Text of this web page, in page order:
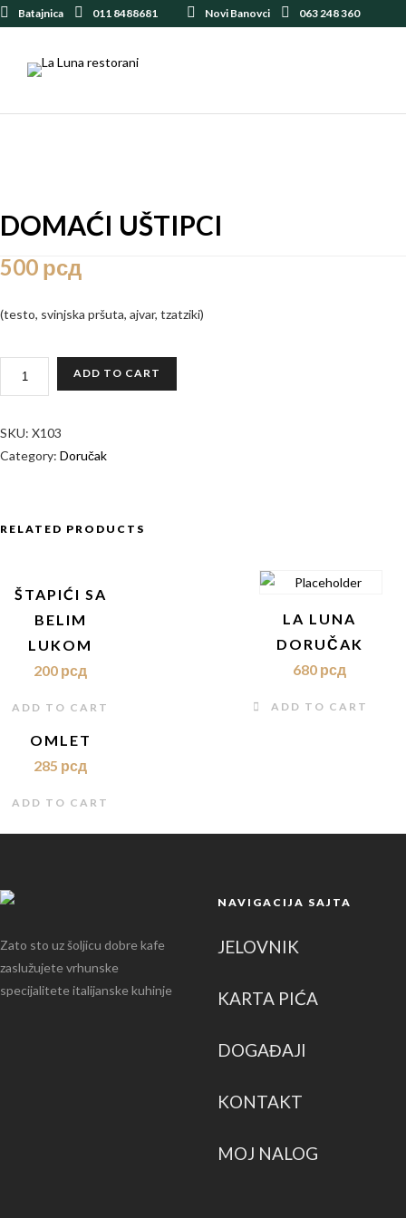
Batajnica 011 8488681 Novi Banovci 063 248 360
DOMAĆI UŠTIPCI
500 рсд
(testo, svinjska pršuta, ajvar, tzatziki)
ADD TO CART
SKU: X103
Category: Doručak
RELATED PRODUCTS
ŠTAPIĆI SA
BELIM
LUKOM
200 рсд
ADD TO CART
LA LUNA
DORUČAK
680 рсд
ADD TO CART
OMLET
285 рсд
ADD TO CART
Zato sto uz šoljicu dobre kafe
zaslužujete vrhunske
specijalitete italijanske kuhinje
NAVIGACIJA SAJTA
JELOVNIK
KARTA PIĆA
DOGAĐAJI
KONTAKT
MOJ NALOG